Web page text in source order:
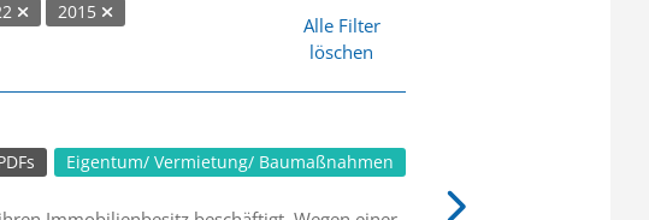
2015
Alle Filter
löschen
Eigentum/ Vermietung/ Baumaßnahmen